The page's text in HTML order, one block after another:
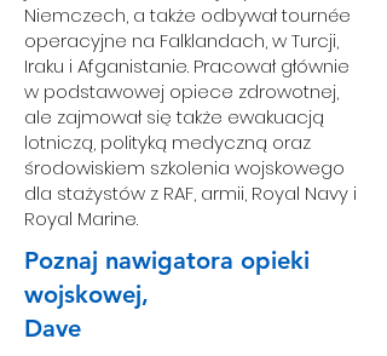
Niemczech, a także odbywał tournée
operacyjne na Falklandach, w Turcji,
Iraku i Afganistanie. Pracował głównie
w podstawowej opiece zdrowotnej,
ale zajmował się także ewakuacją
lotniczą, polityką medyczną oraz
środowiskiem szkolenia wojskowego
dla stażystów z RAF, armii, Royal Navy i
Royal Marine.
Poznaj nawigatora opieki
wojskowej,
Dave